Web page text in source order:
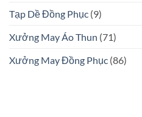
Tạp Dề Đồng Phục (9)
Xưởng May Áo Thun (71)
Xưởng May Đồng Phục (86)